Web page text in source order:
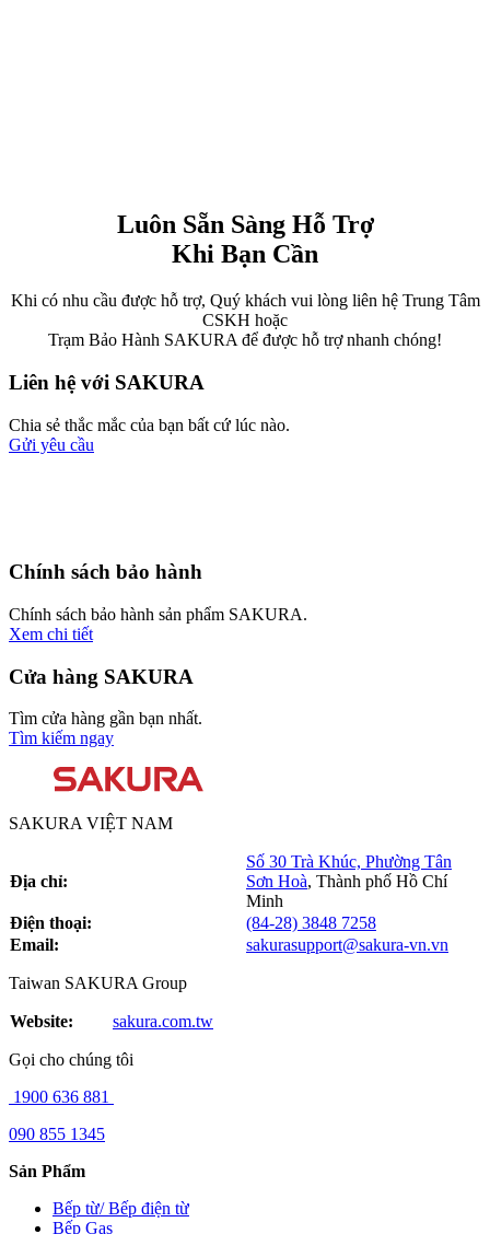
Luôn Sẵn Sàng Hỗ Trợ
Khi Bạn Cần
Khi có nhu cầu được hỗ trợ, Quý khách vui lòng liên hệ Trung Tâm
CSKH hoặc
Trạm Bảo Hành SAKURA để được hỗ trợ nhanh chóng!
Liên hệ với SAKURA
Chia sẻ thắc mắc của bạn bất cứ lúc nào.
Gửi yêu cầu
Chính sách bảo hành
Chính sách bảo hành sản phẩm SAKURA.
Xem chi tiết
Cửa hàng SAKURA
Tìm cửa hàng gần bạn nhất.
Tìm kiếm ngay
SAKURA VIỆT NAM
Địa chỉ:
Số 30 Trà Khúc, Phường Tân
Sơn Hoà, Thành phố Hồ Chí
Minh
Điện thoại:
(84-28) 3848 7258
Email:
sakurasupport@sakura-vn.vn
Taiwan SAKURA Group
Website: sakura.com.tw
Gọi cho chúng tôi
1900 636 881
090 855 1345
Sản Phẩm
Bếp từ/ Bếp điện từ
Bếp Gas